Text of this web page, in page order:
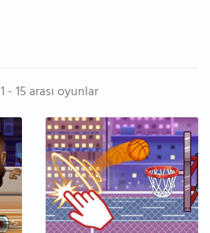
1 - 15 arası oyunlar